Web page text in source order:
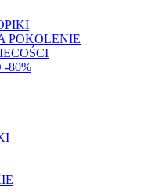
POKOLENIE
80%